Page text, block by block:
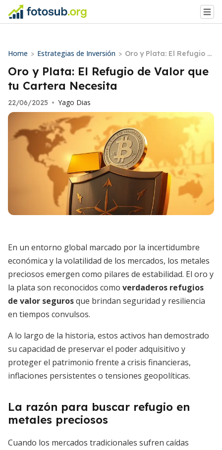
Home > Estrategias de Inversión > Oro y Plata: El Refugio d
e Valor que tu Cartera N
ecesita
Oro y Plata: El Refugio de Valor que
tu Cartera Necesita
22/06/2025 • Yago Dias
En un entorno global marcado por la incertidumbre
económica y la volatilidad de los mercados, los metales
preciosos emergen como pilares de estabilidad. El oro y
la plata son reconocidos como verdaderos refugios
de valor segurosque brindan seguridad y resiliencia
en tiempos convulsos.
A lo largo de la historia, estos activos han demostrado
su capacidad de preservar el poder adquisitivo y
proteger el patrimonio frente a crisis financieras,
inflaciones persistentes o tensiones geopolíticas.
La razón para buscar refugio en
metales preciosos
Cuando los mercados tradicionales sufren caídas